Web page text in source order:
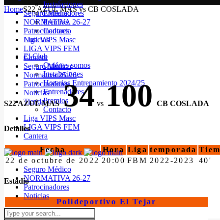
Seguro Médico
NORMATIVA 26-27
Patrocinadores
Noticias
El Club
Quiénes somos
Instalaciones
Horarios Entrenamiento 2024/25
Entrenadores
Premios
Contacto
Liga VIPS Masc
LIGA VIPS FEM
Cantera
Seguro Médico
NORMATIVA 26-27
Patrocinadores
Noticias
Instalaciones
Entrenadores
Premios
Contacto
Liga VIPS Masc
LIGA VIPS FEM
Cantera
Seguro Médico
Normativa 25-26
Patrocinadores
Noticias
Tienda
HomeS22 AZUL MAS vs CB COSLADA
S22 AZUL MAS 34 vs 100 CB COSLADA
Detalles
Fecha Hora Liga temporada
22 de octubre de 2022 20:00 FBM 2022-2023 40'
Estadio
Polideportivo El Tejar